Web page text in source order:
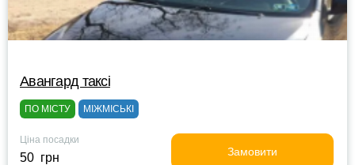
Авангард таксі
ПО МІСТУ МІЖМІСЬКІ
Ціна посадки
50 грн Замовити